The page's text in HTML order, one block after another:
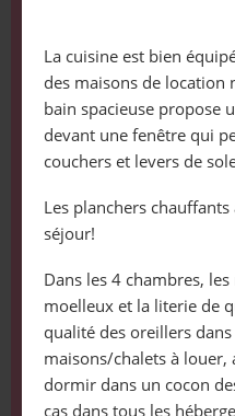
La cuisine est bien
des maisons de location
bain spacieuse propose
devant une fenêtre qui
couchers et levers de
Les planchers
séjour!
Dans les 4 chambres,
moelleux et la literie de
qualité des oreillers
maisons/chalets à louer,
dormir dans un cocon
cas dans tous les